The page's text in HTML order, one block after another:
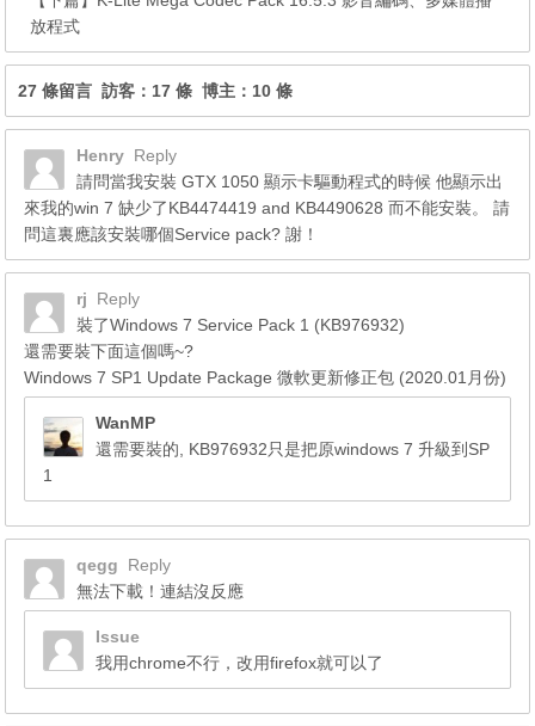
放程式
27 條留言 訪客：17 條 博主：10 條
Henry Reply
請問當我安裝 GTX 1050 顯示卡驅動程式的時候 他顯示出
來我的win 7 缺少了KB4474419 and KB4490628 而不能安裝。 請
問這裏應該安裝哪個Service pack? 謝！
rj
Reply
裝了Windows 7 Service Pack 1 (KB976932)
還需要裝下面這個嗎~?
Windows 7 SP1 Update Package 微軟更新修正包 (2020.01月份)
WanMP
還需要裝的, KB976932只是把原windows 7 升級到SP
1
qegg
Reply
無法下載！連結沒反應
Issue
我用chrome不行，改用firefox就可以了